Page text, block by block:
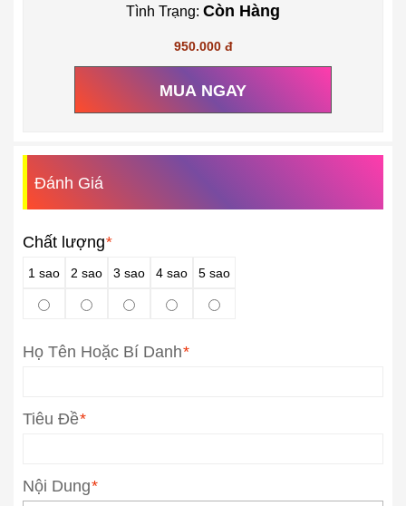
Tình Trạng: Còn Hàng
950.000 đ
MUA NGAY
Đánh Giá
Chất lượng*
1 sao 2 sao 3 sao 4 sao 5 sao
*
Họ Tên Hoặc Bí Danh
*
Tiêu Đề
*
Nội Dung